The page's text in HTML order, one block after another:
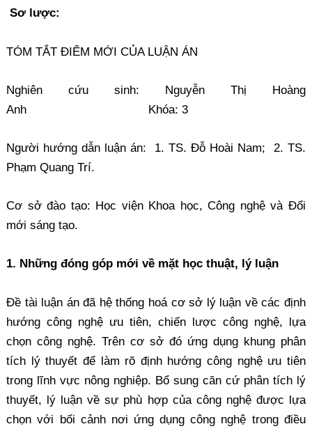
Sơ lược:
TÓM TẮT ĐIỂM MỚI CỦA LUẬN ÁN
Nghiên cứu sinh: Nguyễn Thị Hoàng
Anh Khóa: 3
Người hướng dẫn luận án: 1. TS. Đỗ Hoài Nam; 2. TS.
Phạm Quang Trí.
Cơ sở đào tạo: Học viện Khoa học, Công nghệ và Đổi
mới sáng tạo.
1. Những đóng góp mới về mặt học thuật, lý luận
Đề tài luận án đã hệ thống hoá cơ sở lý luận về các định
hướng công nghệ ưu tiên, chiến lược công nghệ, lựa
chọn công nghệ. Trên cơ sở đó ứng dụng khung phân
tích lý thuyết để làm rõ định hướng công nghệ ưu tiên
trong lĩnh vực nông nghiệp. Bổ sung căn cứ phân tích lý
thuyết, lý luận về sự phù hợp của công nghệ được lựa
chọn với bối cảnh nơi ứng dụng công nghệ trong điều